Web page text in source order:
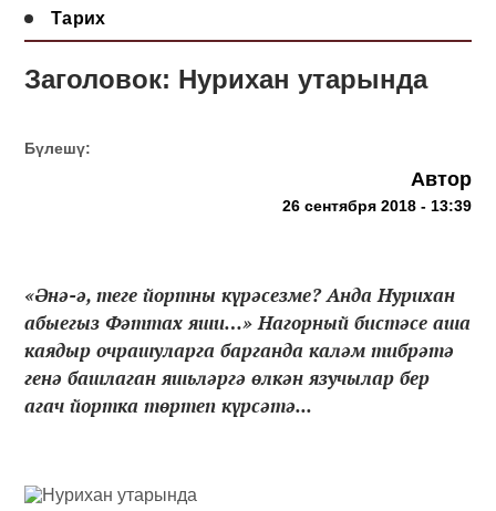
Тарих
Заголовок: Нурихан утарында
Бүлешү:
Автор
26 сентября 2018 - 13:39
«Әнә-ә, теге йортны күрәсезме? Анда Нурихан
абыегыз Фәттах яши…» Нагорный бистәсе аша
каядыр очрашуларга барганда каләм тибрәтә
генә башлаган яшьләргә өлкән язучылар бер
агач йортка төртеп күрсәтә...